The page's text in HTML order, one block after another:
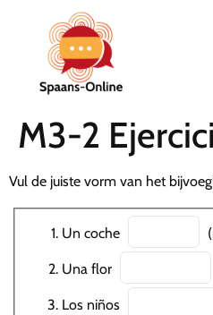
M3-2
Vul de juiste vorm van het
Un coche
Una flor
Los niños